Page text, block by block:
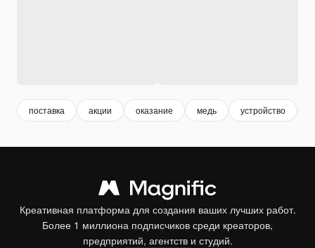
поставка акции оказание медь устройство
Креативная платформа для создания ваших лучших работ.
Более 1 миллиона подписчиков среди креаторов,
предприятий, агентств и студий.